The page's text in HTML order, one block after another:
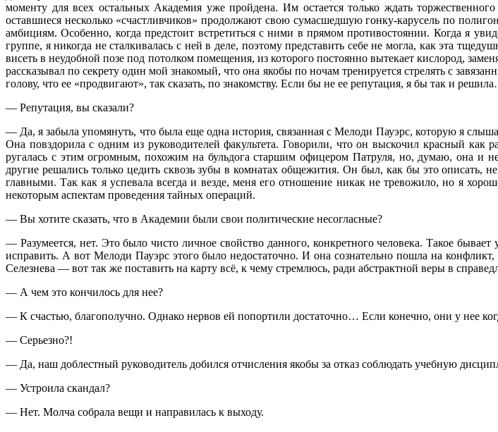
моменту для всех остальных Академия уже пройдена. Им остается только ждать
оставшиеся несколько «счастливчиков» продолжают свою сумасшедшую гонку-карусель по
амбициям. Особенно, когда предстоит встретиться с ними в прямом противостоянии. Когда я
группе, я никогда не сталкивалась с ней в деле, поэтому представить себе не могла, как эта
висеть в неудобной позе под потолком помещения, из которого постоянно вытекает кислород,
рассказывал по секрету один мой знакомый, что она якобы по ночам тренируется стрелять с
голову, что ее «продвигают», так сказать, по знакомству. Если бы не ее репутация, я бы так и
— Репутация, вы сказали?
— Да, я забыла упомянуть, что была еще одна история, связанная с Мелоди Пауэрс, которую я
Она повздорила с одним из руководителей факультета. Говорили, что он выскочил красный как
ругалась с этим огромным, похожим на бульдога старшим офицером Патруля, но, думаю, она и
другие решались только цедить сквозь зубы в комнатах общежития. Он был, как бы это описать,
главными. Так как я успевала всегда и везде, меня его отношение никак не тревожило, но я
некоторым аспектам проведения тайных операций.
— Вы хотите сказать, что в Академии были свои политические несогласные?
— Разумеется, нет. Это было чисто личное свойство данного, конкретного человека. Такое
исправить. А вот Мелоди Пауэрс этого было недостаточно. И она сознательно пошла на
Селезнева — вот так же поставить на карту всё, к чему стремлюсь, ради абстрактной веры в
— А чем это кончилось для нее?
— К счастью, благополучно. Однако нервов ей попортили достаточно… Если конечно, они у нее
— Серьезно?!
— Да, наш доблестный руководитель добился отчисления якобы за отказ соблюдать учебную
— Устроила скандал?
— Нет. Молча собрала вещи и направилась к выходу.